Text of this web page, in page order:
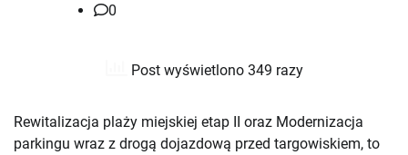
0
Post wyświetlono 349 razy
Rewitalizacja plaży miejskiej etap II oraz Modernizacja
parkingu wraz z drogą dojazdową przed targowiskiem, to